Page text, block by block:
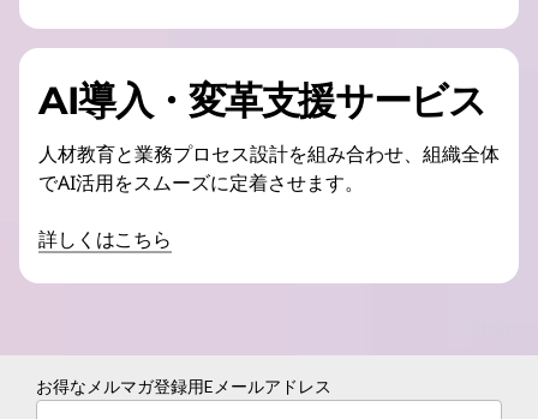
AI導入・変革支援サービス
人材教育と業務プロセス設計を組み合わせ、組織全体
でAI活用をスムーズに定着させます。
詳しくはこちら
お得なメルマガ登録用Eメールアドレス